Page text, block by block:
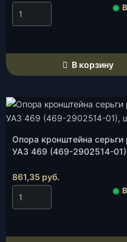
◉
В корзину
Опора кронштейна серьги
УАЗ 469 (469-2902514-
861,35 руб.
◉